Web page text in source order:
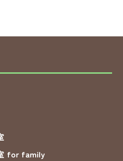
for family